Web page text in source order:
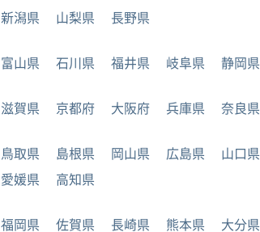
新潟県
山梨県 長野県
富山県 石川県 福井県 岐阜県 静岡県
滋賀県 京都府 大阪府 兵庫県 奈良県
鳥取県 島根県 岡山県 広島県 山口県
愛媛県
高知県
福岡県 佐賀県 長崎県 熊本県 大分県